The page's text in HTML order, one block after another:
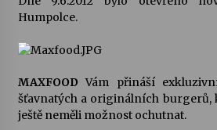
Letní koncerty ve
Jenakaši
Humpolce.
MAXFOOD Vám přináší
šťavnatých a originálních burgerů,
ještě neměli možnost ochutnat.